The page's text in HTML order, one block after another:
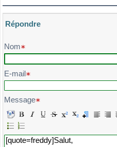
Répondre
Veuillez composer votre
Nom
E-mail
Message